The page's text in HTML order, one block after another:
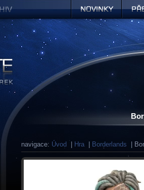
navigace: Úvod Hra Borderlands |